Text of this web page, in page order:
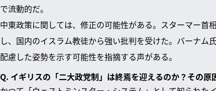
で流動的だ。
中東政策に関しては、修正の可能性がある。スターマー首
し、国内のイスラム教徒から強い批判を受けた。バーナ
配慮した姿勢を示す可能性を指摘する声がある。
Q. イギリスの「二大政党制」は終焉を迎えるのか？その原